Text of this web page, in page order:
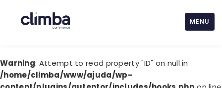
MENU
Warning: Attempt to read property "ID" on null in
/home/climba/www/ajuda/wp-